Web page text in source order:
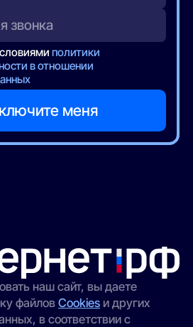
политики
в отношении
наш сайт, вы даете
файловCookies и других
в соответствии с